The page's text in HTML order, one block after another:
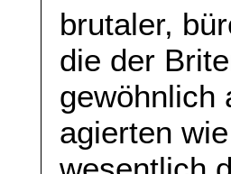
brutaler,
die der
gewöhnlich
agierten